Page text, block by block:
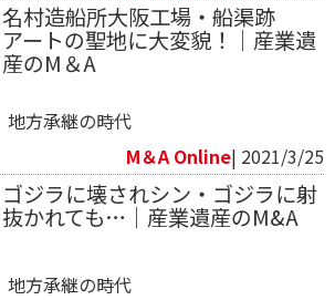
名村造船所大阪工場・船渠跡
アートの聖地に大変貌！｜産業遺
産のM＆A
地方承継の時代
M＆A Online| 2021/3/25
ゴジラに壊されシン・ゴジラに射
抜かれても…｜産業遺産のM&A
地方承継の時代